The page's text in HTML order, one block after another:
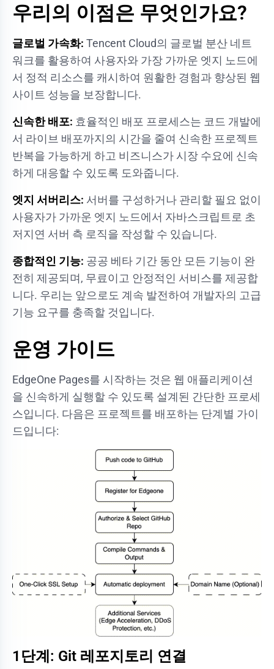
우리의 이점은 무엇인가요?
글로벌 가속화: Tencent Cloud의 글로벌 분산 네트
워크를 활용하여 사용자와 가장 가까운 엣지 노드에
서 정적 리소스를 캐시하여 원활한 경험과 향상된 웹
사이트 성능을 보장합니다.
신속한 배포: 효율적인 배포 프로세스는 코드 개발에
서 라이브 배포까지의 시간을 줄여 신속한 프로젝트
반복을 가능하게 하고 비즈니스가 시장 수요에 신속
하게 대응할 수 있도록 도와줍니다.
엣지 서버리스: 서버를 구성하거나 관리할 필요 없이
사용자가 가까운 엣지 노드에서 자바스크립트로 초
저지연 서버 측 로직을 작성할 수 있습니다.
종합적인 기능: 공공 베타 기간 동안 모든 기능이 완
전히 제공되며, 무료이고 안정적인 서비스를 제공합
니다. 우리는 앞으로도 계속 발전하여 개발자의 고급
기능 요구를 충족할 것입니다.
운영 가이드
EdgeOne Pages를 시작하는 것은 웹 애플리케이션
을 신속하게 실행할 수 있도록 설계된 간단한 프로세
스입니다. 다음은 프로젝트를 배포하는 단계별 가이
드입니다:
1단계: Git 레포지토리 연결